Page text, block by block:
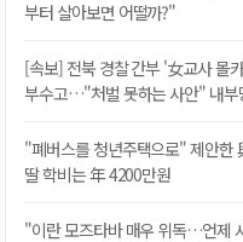
부터 살아보면 어떨까?"
[속보] 전북 경찰 간부 '女교사 몰
부수고…"처벌 못하는 사안" 내부
"폐버스를 청년주택으로" 제안
딸 학비는 年 4200만원
"이란 모즈타바 매우 위독…언제